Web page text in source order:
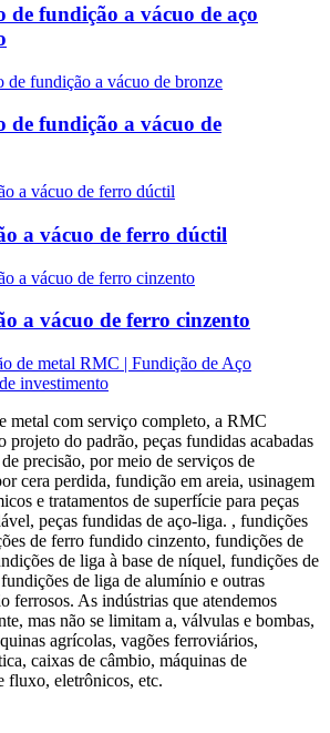
de fundição a vácuo de aço
de fundição a vácuo de
a vácuo de ferro dúctil
a vácuo de ferro cinzento
metal com serviço completo, a RMC
projeto do padrão, peças fundidas acabadas
precisão, por meio de serviços de
cera perdida, fundição em areia, usinagem
e tratamentos de superfície para peças
peças fundidas de aço-liga. , fundições
de ferro fundido cinzento, fundições de
de liga à base de níquel, fundições de
de liga de alumínio e outras
ferrosos. As indústrias que atendemos
mas não se limitam a, válvulas e bombas,
agrícolas, vagões ferroviários,
caixas de câmbio, máquinas de
fluxo, eletrônicos, etc.